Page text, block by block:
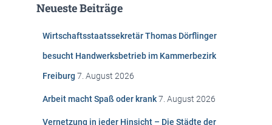
n
Neueste Beiträge
Wirtschaftsstaatssekretär Thomas Dörflinger
besucht Handwerksbetrieb im Kammerbezirk
Freiburg 7. August 2026
Arbeit macht Spaß oder krank7. August 2026
Vernetzung in jeder Hinsicht – Die Städte der